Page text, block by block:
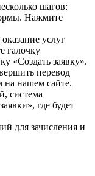
шагов:
Нажмите
услуг
галочку
«Создать заявку».
перевод
на нашем сайте.
система
где будет
для зачисления и